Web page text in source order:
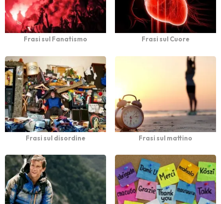
Frasi sul Fanatismo Frasi sul Cuore
Frasi sul disordine Frasi sul mattino